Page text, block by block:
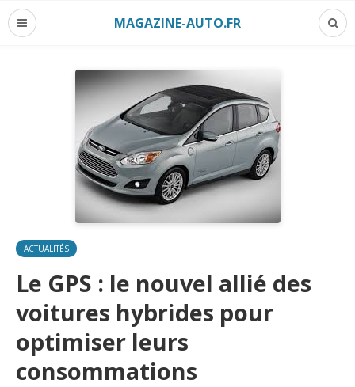
MAGAZINE-AUTO.FR
ACTUALITÉS
Le GPS : le nouvel allié des
voitures hybrides pour
optimiser leurs
consommations